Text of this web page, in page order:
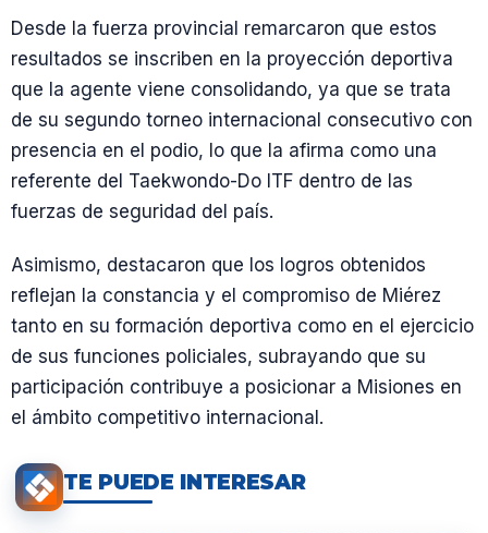
Desde la fuerza provincial remarcaron que estos
resultados se inscriben en la proyección deportiva
que la agente viene consolidando, ya que se trata
de su segundo torneo internacional consecutivo con
presencia en el podio, lo que la afirma como una
referente del Taekwondo-Do ITF dentro de las
fuerzas de seguridad del país.
Asimismo, destacaron que los logros obtenidos
reflejan la constancia y el compromiso de Miérez
tanto en su formación deportiva como en el ejercicio
de sus funciones policiales, subrayando que su
participación contribuye a posicionar a Misiones en
el ámbito competitivo internacional.
TE PUEDE INTERESAR